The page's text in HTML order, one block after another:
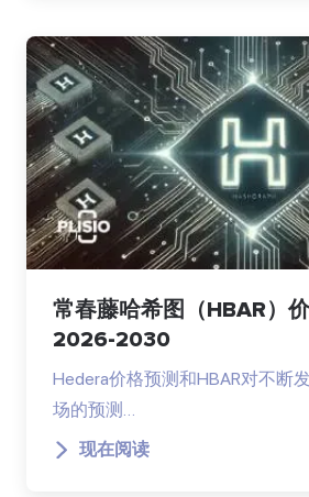
常春藤哈希图（HBAR）
2026-2030
Hedera价格预测和HBAR对不断
场的预测…
现在阅读